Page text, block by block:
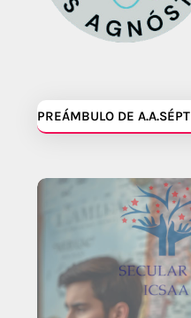
PREÁMBULO DE A.A.